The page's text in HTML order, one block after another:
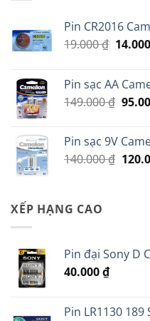
Pin CR2016
19.000₫ Giá
14.000
Pin sạc AA
149.000₫ Giá
Pin sạc 9V
140.000₫ Giá
XẾP HẠNG CAO
Pin đại Sony D
40.000₫
Pin LR1130 189